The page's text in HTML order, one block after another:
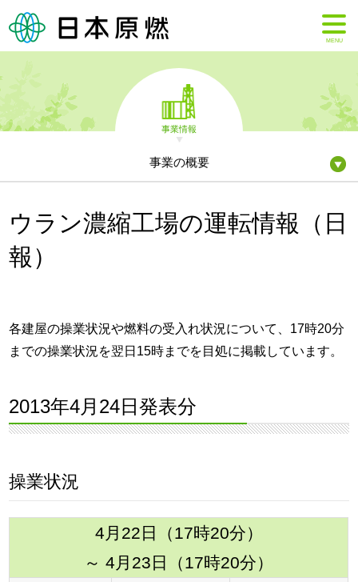
MENU
事業情報
事業の概要
ウラン濃縮工場の運転情報（日
報）
各建屋の操業状況や燃料の受入れ状況について、17時20分
までの操業状況を翌日15時までを目処に掲載しています。
2013年4月24日発表分
操業状況
4月22日（17時20分）
～ 4月23日（17時20分）